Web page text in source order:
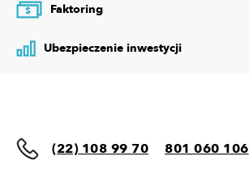
$ Faktoring
Ubezpieczenie inwestycji
(22) 108 99 70 801 060 106